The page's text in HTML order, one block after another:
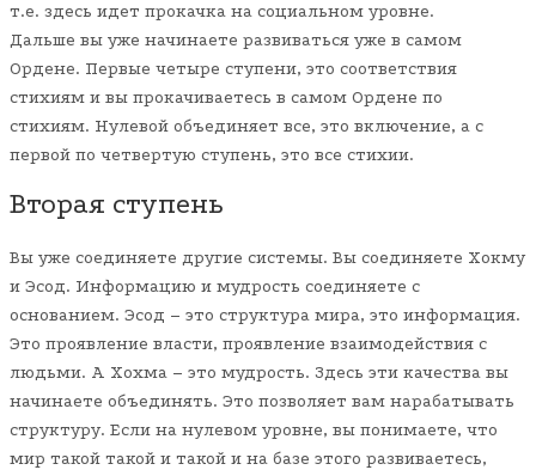
т.е. здесь идет прокачка на социальном уровне.
Дальше вы уже начинаете развиваться уже в самом
Ордене. Первые четыре ступени, это соответствия
стихиям и вы прокачиваетесь в самом Ордене по
стихиям. Нулевой объединяет все, это включение, а с
первой по четвертую ступень, это все стихии.
Вторая ступень
Вы уже соединяете другие системы. Вы соединяете Хокму
и Эсод. Информацию и мудрость соединяете с
основанием. Эсод – это структура мира, это информация.
Это проявление власти, проявление взаимодействия с
людьми. А Хохма – это мудрость. Здесь эти качества вы
начинаете объединять. Это позволяет вам нарабатывать
структуру. Если на нулевом уровне, вы понимаете, что
мир такой такой и такой и на базе этого развиваетесь,